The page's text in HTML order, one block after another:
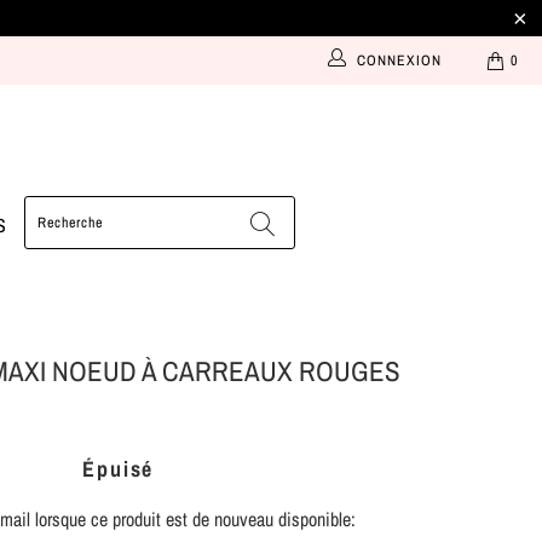
0
CONNEXION
NOEUD À CARREAUX ROUGES
Épuisé
lorsque ce produit est de nouveau disponible: